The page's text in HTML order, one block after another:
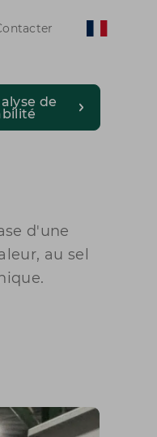
de
d'une
au sel